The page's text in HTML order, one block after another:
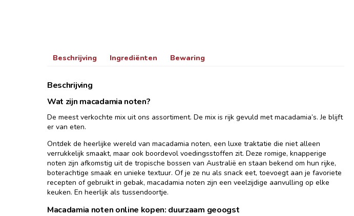
Beschrijving Ingrediënten Bewaring
Beschrijving
Wat zijn macadamia noten?
De meest verkochte mix uit ons assortiment. De mix is rijk gevuld met macadamia’s. Je blijft
er van eten.
Ontdek de heerlijke wereld van macadamia noten, een luxe traktatie die niet alleen
verrukkelijk smaakt, maar ook boordevol voedingsstoffen zit. Deze romige, knapperige
noten zijn afkomstig uit de tropische bossen van Australië en staan bekend om hun rijke,
boterachtige smaak en unieke textuur. Of je ze nu als snack eet, toevoegt aan je favoriete
recepten of gebruikt in gebak, macadamia noten zijn een veelzijdige aanvulling op elke
keuken. En heerlijk als tussendoortje.
Macadamia noten online kopen: duurzaam geoogst